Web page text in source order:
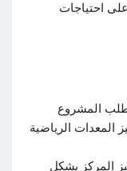
احتياجات
المشروع
المعدات الرياضية
المركز بشكل